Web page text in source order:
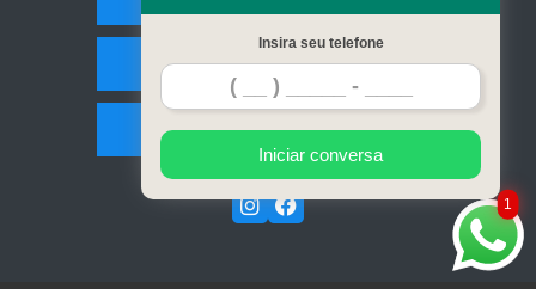
Contato
Mapa do site
1
Insira seu telefone
Iniciar conversa